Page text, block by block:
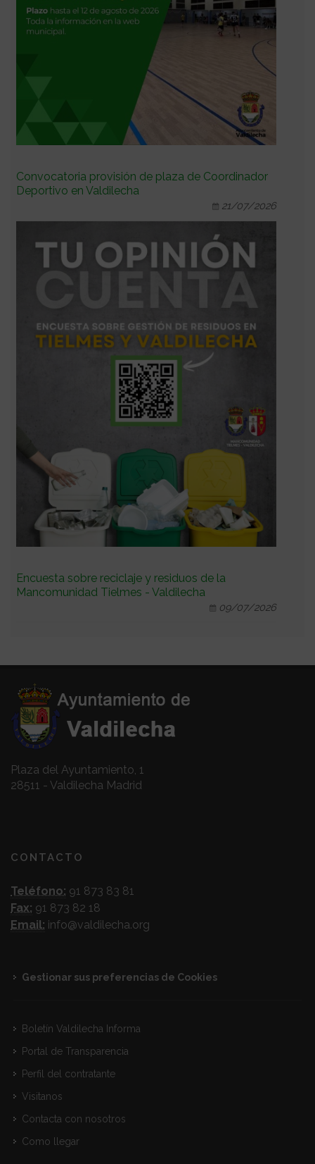
Convocatoria provisión de plaza de Coordinador
Deportivo en Valdilecha
21/07/2026
Encuesta sobre reciclaje y residuos de la
Mancomunidad Tielmes - Valdilecha
09/07/2026
Plaza del Ayuntamiento, 1
28511 - Valdilecha Madrid
CONTACTO
Teléfono: 91 873 83 81
Fax: 91 873 82 18
Email: info@valdilecha.org
Gestionar sus preferencias de Cookies
Boletín Valdilecha Informa
Portal de Transparencia
Perfil del contratante
Visitanos
Contacta con nosotros
Como llegar